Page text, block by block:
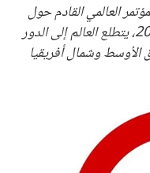
العالمي القادم حول
تغير المناخ في نوفمبر تشرين الثاني 2016، يتطلع العالم إلى الدور
الأوسط وشمال أفريقيا